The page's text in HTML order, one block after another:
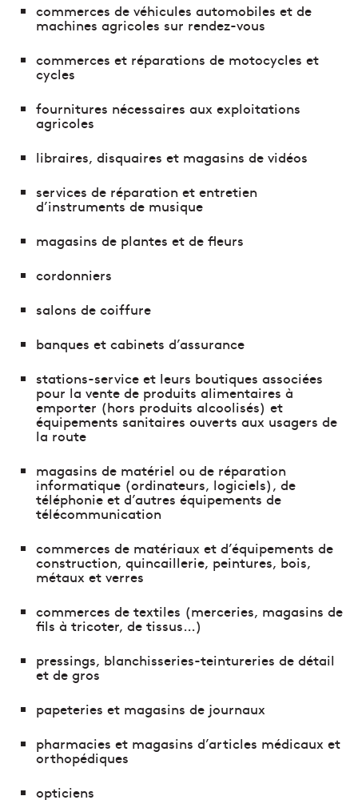
commerces de véhicules automobiles et de
machines agricoles sur rendez-vous
commerces et réparations de motocycles et
cycles
fournitures nécessaires aux exploitations
agricoles
libraires, disquaires et magasins de vidéos
services de réparation et entretien
d’instruments de musique
magasins de plantes et de fleurs
cordonniers
salons de coiffure
banques et cabinets d’assurance
stations-service et leurs boutiques associées
pour la vente de produits alimentaires à
emporter (hors produits alcoolisés) et
équipements sanitaires ouverts aux usagers de
la route
magasins de matériel ou de réparation
informatique (ordinateurs, logiciels), de
téléphonie et d’autres équipements de
télécommunication
commerces de matériaux et d’équipements de
construction, quincaillerie, peintures, bois,
métaux et verres
commerces de textiles (merceries, magasins de
fils à tricoter, de tissus…)
pressings, blanchisseries-teintureries de détail
et de gros
papeteries et magasins de journaux
pharmacies et magasins d’articles médicaux et
orthopédiques
opticiens